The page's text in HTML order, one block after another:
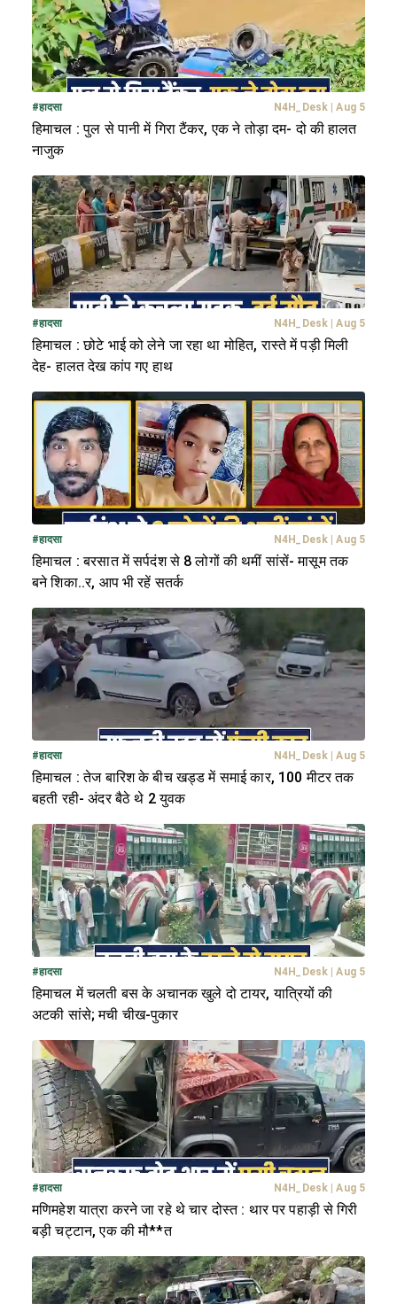
#हादसा N4H_Desk | Aug 5
हिमाचल : पुल से पानी में गिरा टैंकर, एक ने तोड़ा दम- दो की हालत
नाजुक
#हादसा N4H_Desk | Aug 5
हिमाचल : छोटे भाई को लेने जा रहा था मोहित, रास्ते में पड़ी मिली
देह- हालत देख कांप गए हाथ
#हादसा N4H_Desk | Aug 5
हिमाचल : बरसात में सर्पदंश से 8 लोगों की थमीं सांसें- मासूम तक
बने शिका..र, आप भी रहें सतर्क
#हादसा N4H_Desk | Aug 5
हिमाचल : तेज बारिश के बीच खड्ड में समाई कार, 100 मीटर तक
बहती रही- अंदर बैठे थे 2 युवक
#हादसा N4H_Desk | Aug 5
हिमाचल में चलती बस के अचानक खुले दो टायर, यात्रियों की
अटकी सांसे; मची चीख-पुकार
#हादसा N4H_Desk | Aug 5
मणिमहेश यात्रा करने जा रहे थे चार दोस्त : थार पर पहाड़ी से गिरी
बड़ी चट्टान, एक की मौ**त